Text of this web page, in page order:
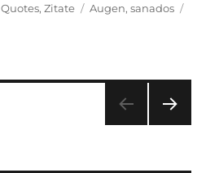
Categories
Quotes,Zitate Tags
Augen,sanados